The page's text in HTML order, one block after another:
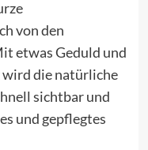
von den
etwas Geduld und
die natürliche
sichtbar und
und gepflegtes